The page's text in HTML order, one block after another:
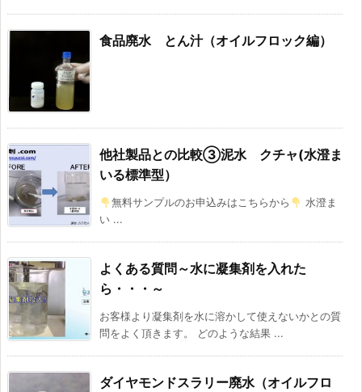
食品廃水 とん汁（オイルフロック編）
他社製品との比較③泥水 クチャ(水澄ま
いる標準型）
無料サンプルのお申込みはこちらから
水澄ま
い ...
よくある質問～水に凝集剤を入れた
ら・・・～
お客様より凝集剤を水に溶かして使えないかとの質
問をよく頂きます。 どのような結果 ...
ダイヤモンドスラリー廃水（オイルフロ